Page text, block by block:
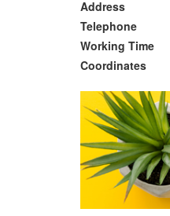
Address
Telephone
Working Time
Coordinates